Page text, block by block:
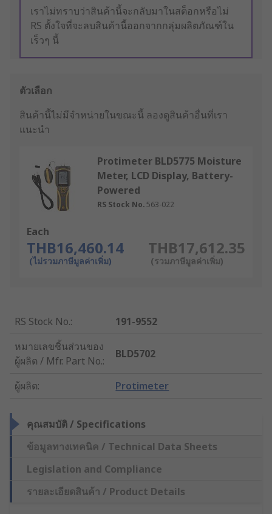
เราไม่ทราบว่าสินค้านี้จะกลับมาในสต็อกหรือไม่
RS ตั้งใจที่จะลบสินค้านี้ออกจากกลุ่มผลิตภัณฑ์ใน
เร็วๆ นี้
ตัวเลือก
สินค้านี้ไม่มีจำหน่ายในขณะนี้ ลองดูสินค้าอื่นที่เรา
แนะนำ
Protimeter BLD5775 Moisture
Meter, LCD Display, Battery-
Powered
RS Stock No. 563-022
Each
THB16,460.14
(ไม่รวมภาษีมูลค่าเพิ่ม)
THB17,612.35
(รวมภาษีมูลค่าเพิ่ม)
RS Stock No.:
191-9552
หมายเลขชิ้นส่วนของ
ผู้ผลิต / Mfr. Part No.:
BLD5702
ผู้ผลิต: Protimeter
คุณสมบัติ / Specifications
ข้อมูลทางเทคนิค / Technical Data Sheets
Legislation and Compliance
รายละเอียดสินค้า / Product Details